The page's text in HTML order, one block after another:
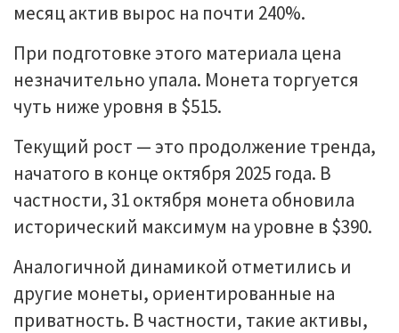
месяц актив вырос на почти 240%.
При подготовке этого материала цена
незначительно упала. Монета торгуется
чуть ниже уровня в $515.
Текущий рост — это продолжение тренда,
начатого в конце октября 2025 года. В
частности, 31 октября монета обновила
исторический максимум на уровне в $390.
Аналогичной динамикой отметились и
другие монеты, ориентированные на
приватность. В частности, такие активы,